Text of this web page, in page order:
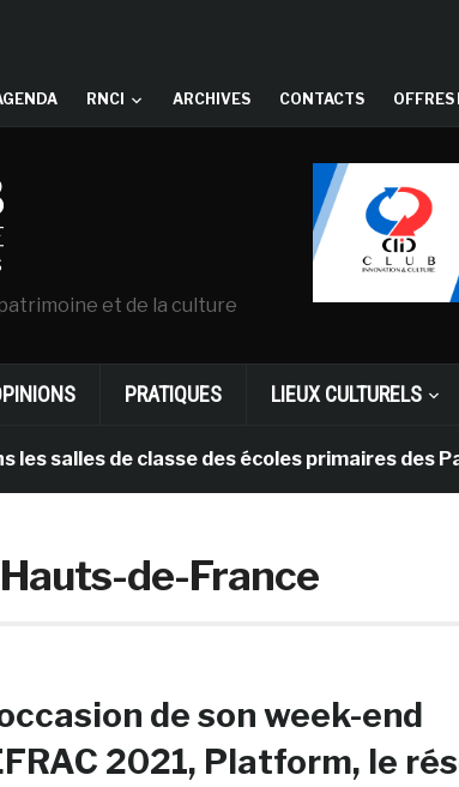
RNCI ARCHIVES CONTACTS OFFRES
et de la culture
PRATIQUES LIEUX CULTURELS
de classe des écoles primaires des Pays-
de-France
de son week-end
2021, Platform, le